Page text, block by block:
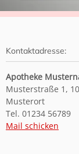
Kontaktadresse:
Apotheke
Musterstraße 1,
Musterort
Tel. 01234 56789
Mail schicken